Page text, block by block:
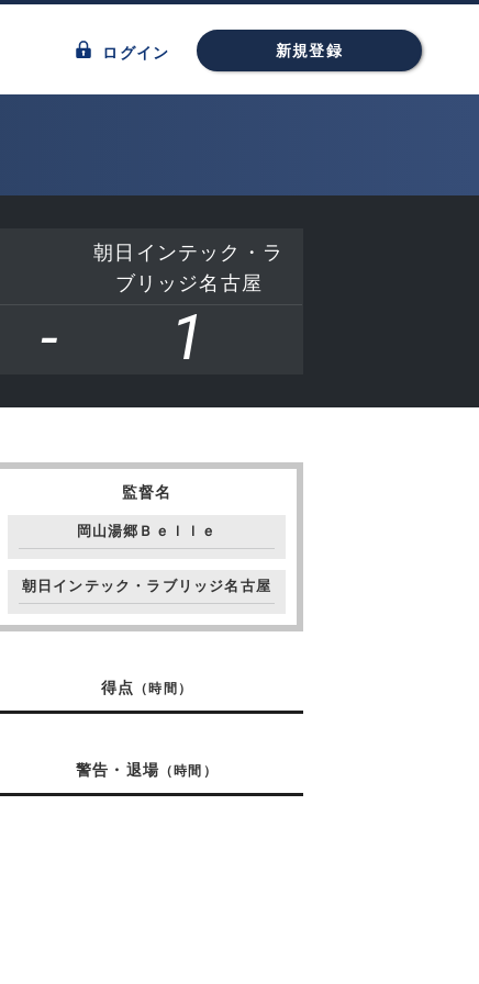
ログイン 新規登録
朝日インテック・ラ
ブリッジ名古屋
- 1
監督名
岡山湯郷Ｂｅｌｌｅ
朝日インテック・ラブリッジ名古屋
得点 （時間）
警告・退場 （時間）